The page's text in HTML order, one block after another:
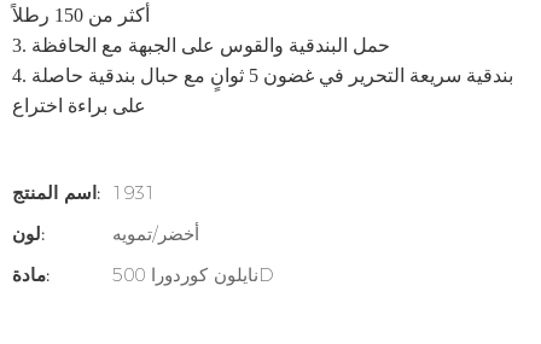
أكثر من 150 رطلاً
3. حمل البندقية والقوس على الجبهة مع الحافظة
4. بندقية سريعة التحرير في غضون 5 ثوانٍ مع حبال بندقية حاصلة
على براءة اختراع
اسم المنتج: 1931
لون:
أخضر/تمويه
مادة:
نايلون كوردورا 500D